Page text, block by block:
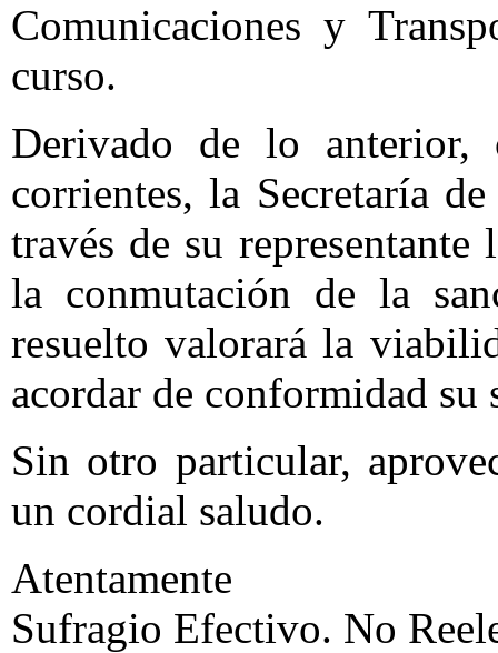
Comunicaciones y
curso.
Derivado de lo
corrientes, la Secretaría
través de su
la conmutación de la
resuelto valorará la
acordar de conformidad
Sin otro particular,
un cordial saludo.
Atentamente
Sufragio Efectivo. No